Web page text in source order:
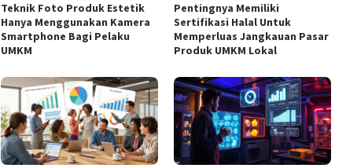
Teknik Foto Produk Estetik
Hanya Menggunakan Kamera
Smartphone Bagi Pelaku
UMKM
Pentingnya Memiliki
Sertifikasi Halal Untuk
Memperluas Jangkauan Pasar
Produk UMKM Lokal